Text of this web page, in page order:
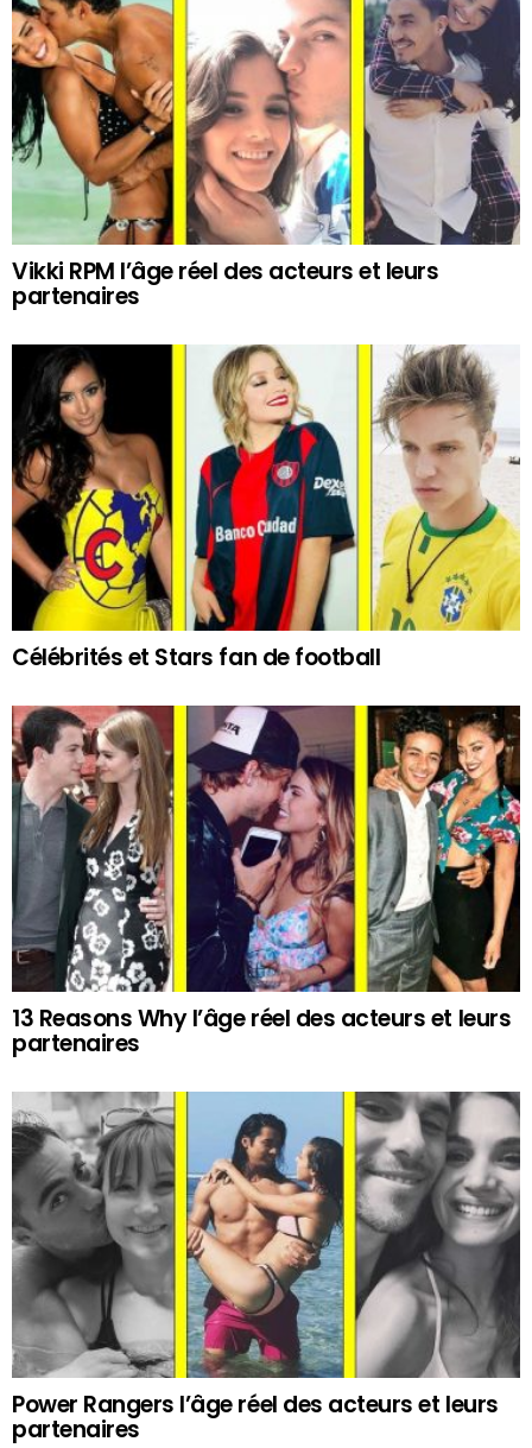
Vikki RPM l’âge réel des acteurs et leurs
partenaires
Célébrités et Stars fan de football
13 Reasons Why l’âge réel des acteurs et leurs
partenaires
Power Rangers l’âge réel des acteurs et leurs
partenaires